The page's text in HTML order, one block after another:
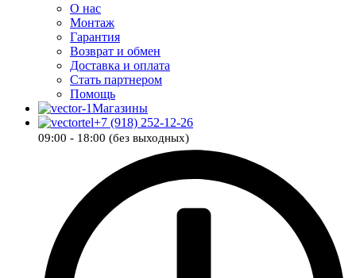
О нас
Монтаж
Гарантия
Возврат и обмен
Доставка и оплата
Стать партнером
Помощь
Магазины
+7 (918) 252-12-26
09:00 - 18:00 (без выходных)